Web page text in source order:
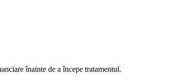
înainte de a începe tratamentul.